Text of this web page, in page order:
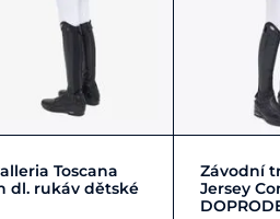
152 158 + 2
Toscana
dl. rukáv dětské
140
Závodní
Jersey